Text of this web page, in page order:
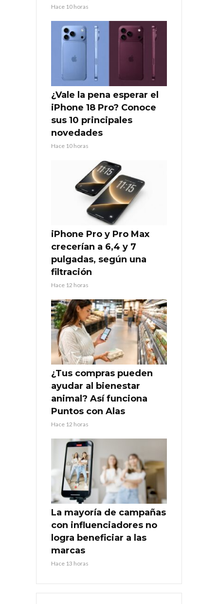
Hace 10 horas
¿Vale la pena esperar el
iPhone 18 Pro? Conoce
sus 10 principales
novedades
Hace 10 horas
iPhone Pro y Pro Max
crecerían a 6,4 y 7
pulgadas, según una
filtración
Hace 12 horas
¿Tus compras pueden
ayudar al bienestar
animal? Así funciona
Puntos con Alas
Hace 12 horas
La mayoría de campañas
con influenciadores no
logra beneficiar a las
marcas
Hace 13 horas